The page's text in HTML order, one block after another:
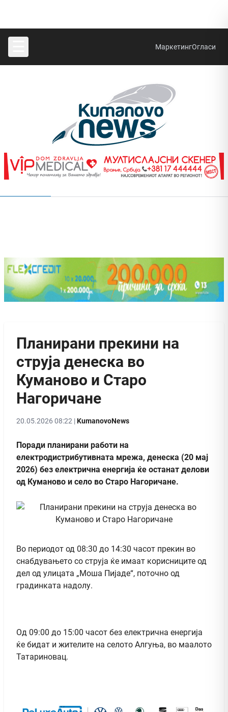
МаркетингОгласи
Планирани прекини на
струја денеска во
Куманово и Старо
Нагоричане
20.05.2026 08:22 |KumanovoNews
Поради планирани работи на
електродистрибутивната мрежа, денеска (20 мај
2026) без електрична енергија ќе останат делови
од Куманово и село во Старо Нагоричане.
Во периодот од 08:30 до 14:30 часот прекин во
снабдувањето со струја ќе имаат корисниците од
дел од улицата „Моша Пијаде“, поточно од
градинката надолу.
Од 09:00 до 15:00 часот без електрична енергија
ќе бидат и жителите на селото Алгуња, во маалото
Татариновац.